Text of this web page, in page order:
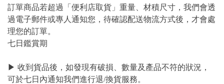
訂單商品若超過「便利店取貨」重量、材積尺寸，我們會透
過電子郵件或專人通知您，待確認配送物流方式後，才會處
理您的訂單。
七日鑑賞期
▶ 收到貨品後，如發現有破損、數量及產品不符的狀況，
可於七日內通知我們進行退/換貨服務。